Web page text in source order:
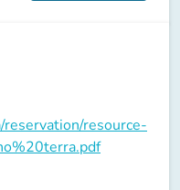
resource-